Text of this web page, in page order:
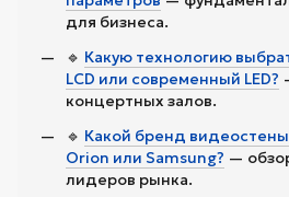
для бизнеса.
🔹 Какую технологию
LCD или современный LED?
концертных залов.
🔹 Какой бренд
Orion или Samsung? —
лидеров рынка.